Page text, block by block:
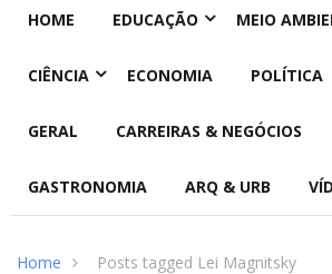
HOME EDUCAÇÃO MEIO
CIÊNCIA ECONOMIA POLÍTICA
GERAL CARREIRAS & NEGÓCIOS
GASTRONOMIA ARQ & URB
Home Posts tagged Lei Magnitsky